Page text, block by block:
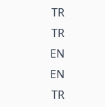
TR
TR
EN
EN
TR